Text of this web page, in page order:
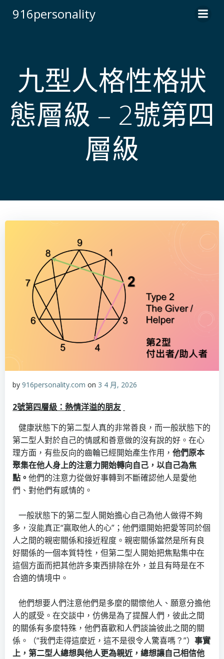
916personality
九型人格性格狀
態層級 – 2號第四
層級
by 916personality.com on 3 4 月, 2026
2號第四層級： 熱情洋溢的朋友
健康狀態下的第二型人真的非常善良，而一般狀態下的
第二型人對於自己的情感和善意做的沒有說的好。在心
理方面，有些反向的齒輪已經開始產生作用， 他們原本
聚集在他人身上的注意力開始轉向自己，以自己為焦
點。 他們的注意力從做好事轉到不斷確認他人是愛他
們、對他們有感情的。
一般狀態下的第二型人開始擔心自己為他人做得不夠
多，沒能真正“贏取他人的心”；他們還開始把愛等同於個
人之間的親密關係和接近程度。親密關係當然是所有良
好關係的一個本質特性，但第二型人開始把焦點集中在
這個方面而把其他許多東西排除在外，並且有時是在不
合適的情境中。
他們想要人們注意他們是多麼的關懷他人、願意分擔他
人的感受。在交談中，仿佛是為了提醒人們，彼此之間
的關係有多麼特殊，他們喜歡和人們談論彼此之間的關
係。（“我們走得這麼近，這不是很令人驚喜嗎？”） 事實
上，第二型人總想與他人更為親近，總想讓自己相信他